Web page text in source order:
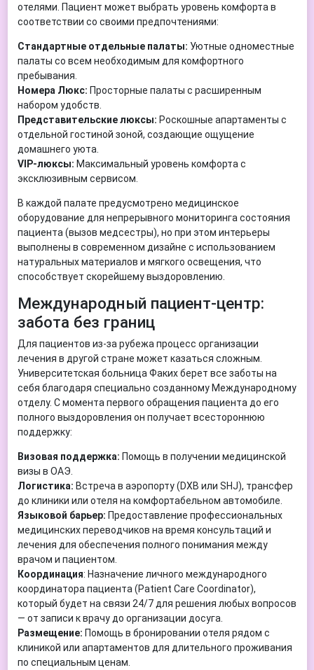
отелями. Пациент может выбрать уровень комфорта в
соответствии со своими предпочтениями:
Стандартные отдельные палаты: Уютные одноместные
палаты со всем необходимым для комфортного
пребывания.
Номера Люкс: Просторные палаты с расширенным
набором удобств.
Представительские люксы: Роскошные апартаменты с
отдельной гостиной зоной, создающие ощущение
домашнего уюта.
VIP-люксы: Максимальный уровень комфорта с
эксклюзивным сервисом.
В каждой палате предусмотрено медицинское
оборудование для непрерывного мониторинга состояния
пациента (вызов медсестры), но при этом интерьеры
выполнены в современном дизайне с использованием
натуральных материалов и мягкого освещения, что
способствует скорейшему выздоровлению.
Международный пациент-центр:
забота без границ
Для пациентов из-за рубежа процесс организации
лечения в другой стране может казаться сложным.
Университетская больница Факих берет все заботы на
себя благодаря специально созданному Международному
отделу. С момента первого обращения пациента до его
полного выздоровления он получает всестороннюю
поддержку:
Визовая поддержка: Помощь в получении медицинской
визы в ОАЭ.
Логистика: Встреча в аэропорту (DXB или SHJ), трансфер
до клиники или отеля на комфортабельном автомобиле.
Языковой барьер: Предоставление профессиональных
медицинских переводчиков на время консультаций и
лечения для обеспечения полного понимания между
врачом и пациентом.
Координация: Назначение личного международного
координатора пациента (Patient Care Coordinator),
который будет на связи 24/7 для решения любых вопросов
— от записи к врачу до организации досуга.
Размещение: Помощь в бронировании отеля рядом с
клиникой или апартаментов для длительного проживания
по специальным ценам.